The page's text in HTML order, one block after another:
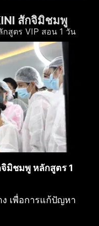
สักจิมิชมพู
สูตร VIP สอน 1 วัน
มิชมพู หลักสูตร 1
เพื่อการแก้ปัญหา